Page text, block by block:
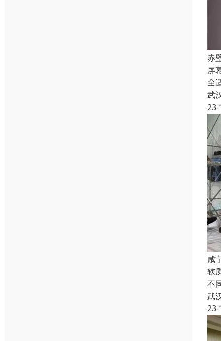
赤
屏
全
武
23-
咸
软
不
武
23-